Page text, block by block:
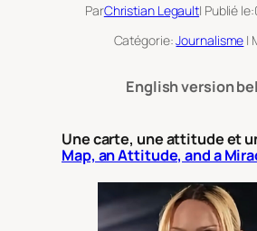
ParChristian Legault| Publié le:
Catégorie:Journalisme |
English version
Une carte, une attitude et
Map, an Attitude, and a